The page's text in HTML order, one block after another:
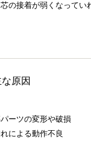
の接着が弱くなってい
原因
ーツの変形や破損
による動作不良